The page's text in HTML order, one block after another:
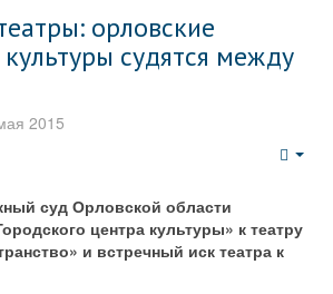
орловские
судятся между
2015
суд Орловской области
центра культуры» к театру
и встречный иск театра к